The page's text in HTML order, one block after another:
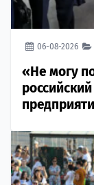
06-08-2026
«Не могу